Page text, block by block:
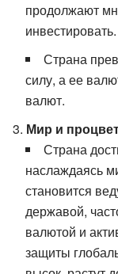
продолжают
инвестировать.
Страна
силу, а ее
валют.
Мир и
Страна
наслаждаясь
становится
державой,
валютой и
защиты